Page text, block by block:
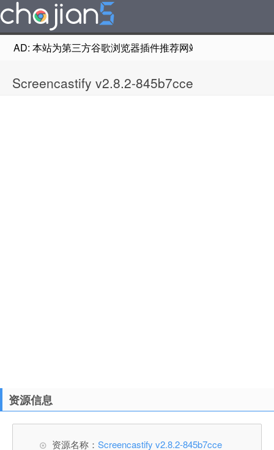
AD: 本站为第三方谷歌浏览器插件推荐网站，非Google
Screencastify v2.8.2-845b7cce
资源信息
资源名称： Screencastify v2.8.2-845b7cce